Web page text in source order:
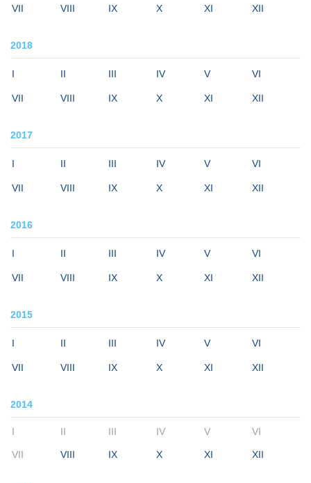
VII VIII IX X XI XII
2018
I II III IV V VI
VII VIII IX X XI XII
2017
I II III IV V VI
VII VIII IX X XI XII
2016
I II III IV V VI
VII VIII IX X XI XII
2015
I II III IV V VI
VII VIII IX X XI XII
2014
I II III IV V VI
VII VIII IX X XI XII